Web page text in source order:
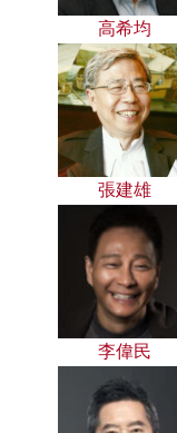
高希均
張建雄
李偉民